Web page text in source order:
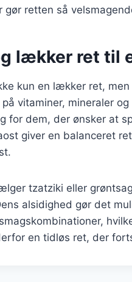
gør retten så
lækker ret til
kun en lækker ret,
vitaminer, mineraler
for dem, der ønsker at
giver en balanceret
tzatziki eller
alsidighed gør det
en tidløs ret, der